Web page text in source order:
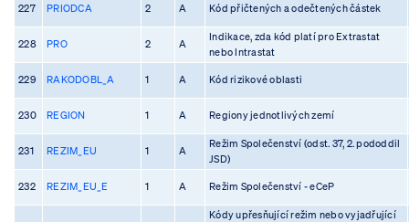
227 PRIODCA 2 A Kód přičtených a odečtených částek
228 PRO 2 A
Indikace, zda kód platí pro Extrastat
nebo Intrastat
229 RAKODOBL_A 1 A Kód rizikové oblasti
230 REGION 1 A Regiony jednotlivých zemí
231 REZIM_EU 1 A
Režim Společenství (odst. 37, 2. pododdil
JSD)
232 REZIM_EU_E 1 A Režim Společenství - eCeP
Kódy upřesňující režim nebo vyjadřující